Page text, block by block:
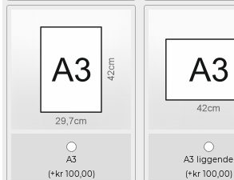
A3
(+kr 100,00)
A3 liggende
(+kr 100,00)